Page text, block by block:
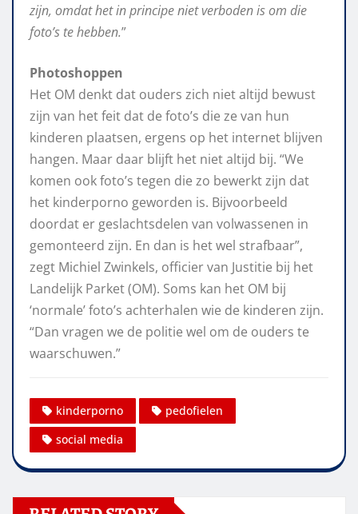
zijn, omdat het in principe niet verboden is om die
foto’s te hebben.”
Photoshoppen
Het OM denkt dat ouders zich niet altijd bewust
zijn van het feit dat de foto’s die ze van hun
kinderen plaatsen, ergens op het internet blijven
hangen. Maar daar blijft het niet altijd bij. “We
komen ook foto’s tegen die zo bewerkt zijn dat
het kinderporno geworden is. Bijvoorbeeld
doordat er geslachtsdelen van volwassenen in
gemonteerd zijn. En dan is het wel strafbaar”,
zegt Michiel Zwinkels, officier van Justitie bij het
Landelijk Parket (OM). Soms kan het OM bij
‘normale’ foto’s achterhalen wie de kinderen zijn.
“Dan vragen we de politie wel om de ouders te
waarschuwen.”
kinderporno
pedofielen
social media